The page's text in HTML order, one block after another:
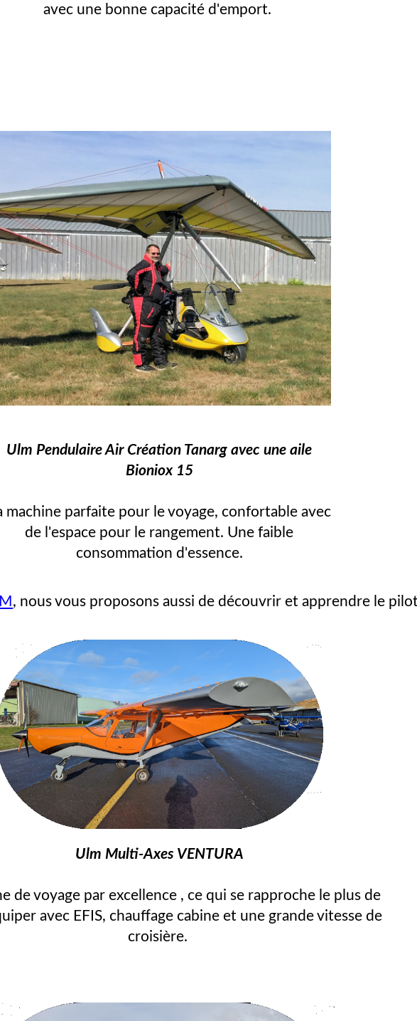
avec une bonne capacité d'emport.
Ulm Pendulaire Air Création Tanarg avec une aile
Bioniox 15
machine parfaite pour le voyage, confortable avec
de l'espace pour le rangement. Une faible
consommation d'essence.
, nous vous proposons aussi de découvrir et apprendre le
Ulm Multi-Axes VENTURA
de voyage par excellence , ce qui se rapproche le plus de
avec EFIS, chauffage cabine et une grande vitesse de
croisière.